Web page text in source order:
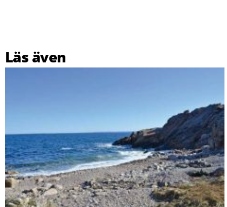
Läs även